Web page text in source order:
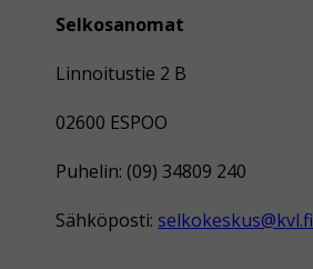
Selkosanomat
Linnoitustie 2 B
02600 ESPOO
Puhelin: (09) 34809 240
Sähköposti: selkokeskus@kvl.fi